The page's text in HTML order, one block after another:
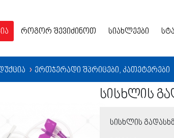
როგორ შევიძინოთ სიახლეები
❯ ერთჯერადი შპრიცები, კათეტერები
სისხლის
სისხლის